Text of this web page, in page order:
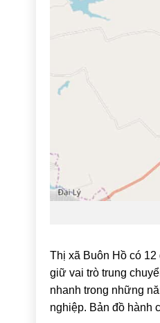
Thị xã Buôn Hồ có
giữ vai trò trung
nhanh trong những
nghiệp. Bản đồ hành